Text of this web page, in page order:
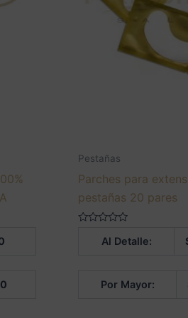
Pestañas
Parches para
pestañas 20 pares
Al Detalle:
Por Mayor: